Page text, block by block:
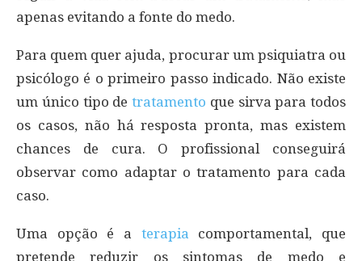
apenas evitando a fonte do medo.
Para quem quer ajuda, procurar um psiquiatra ou
psicólogo é o primeiro passo indicado. Não existe
um único tipo de tratamento que sirva para todos
os casos, não há resposta pronta, mas existem
chances de cura. O profissional conseguirá
observar como adaptar o tratamento para cada
caso.
Uma opção é a terapia comportamental, que
pretende reduzir os sintomas de medo e